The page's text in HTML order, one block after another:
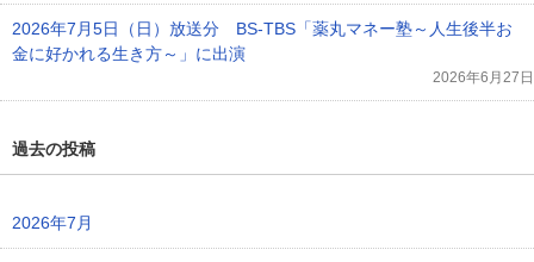
2026年7月5日（日）放送分 BS-TBS「薬丸マネー塾～人生後半お
金に好かれる生き方～」に出演
2026年6月27日
過去の投稿
2026年7月